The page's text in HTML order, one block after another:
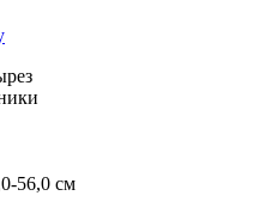
56,0 см